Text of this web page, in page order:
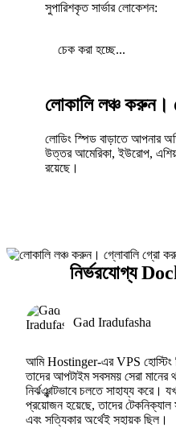
সুপারিশকৃত সার্ভার লোকেশন:
চেক করা হচ্ছে...
লোকালি লঞ্চ করুন।
লোডিং স্পিড বাড়াতে আপনার
উত্তর আমেরিকা, ইউরোপ, এশিয়া
রয়েছে।
নির্ভরযোগ্য
Gad Iradufasha
আমি Hostinger-এর VPS হোস্টিং
তাদের আপটাইম সবসময় সেরা মানের
নির্ঝঞ্ঝাটভাবে চলতে সাহায্য করে।
প্রয়োজন হয়েছে, তাদের টেকনিক্যাল
এবং সত্যিকার অর্থেই সহায়ক ছিল।